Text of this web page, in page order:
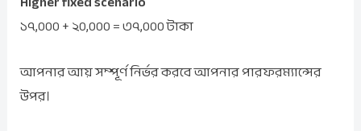
১৭,০০০ + ২০,০০০ = ৩৭,০০০ টাকা
আপনার আয় সম্পূর্ণ নির্ভর করবে আপনার পারফরম্যান্সের
উপর।